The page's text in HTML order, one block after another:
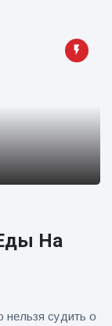
На
нельзя судить о